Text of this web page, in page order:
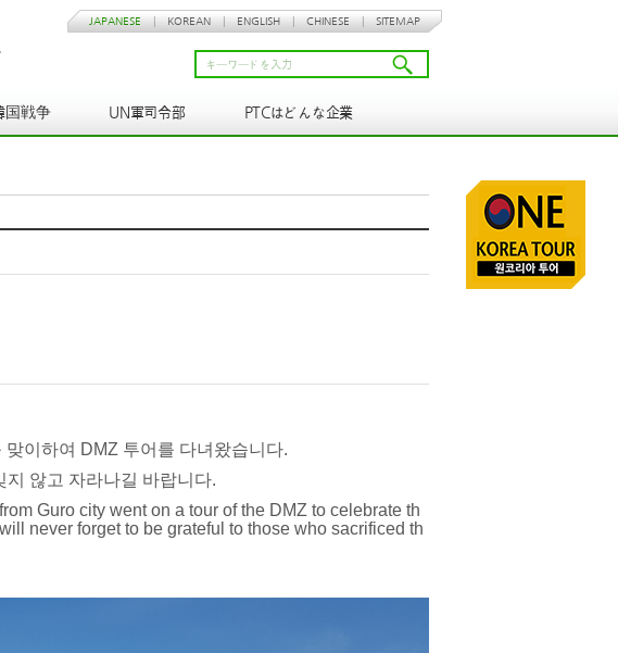
JAPANESE KOREAN ENGLISH CHINESE SITEMAP
国戦争 UN軍司令部 PTCはどんな企業
맞이하여 DMZ 투어를 다녀왔습니다.
않고 자라나길 바랍니다.
Guro city went on a tour of the DMZ to celebrate th
never forget to be grateful to those who sacrificed th